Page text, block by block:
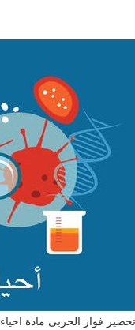
تحضير فواز الحربى مادة احياء 2 مقررات لعام 1442 هـ